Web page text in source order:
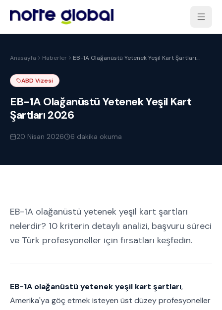
Anasayfa Haberler
EB-1A Olağanüstü Yetenek Yeşil Kart Şartları
ABD Vizesi
EB-1A Olağanüstü Yetenek Yeşil Kart
Şartları 2026
20 Nisan 2026 6 dakika okuma
EB-1A olağanüstü yetenek yeşil kart şartları
nelerdir? 10 kriterin detaylı analizi, başvuru süreci
ve Türk profesyoneller için fırsatları keşfedin.
EB-1A olağanüstü yetenek yeşil kart şartları,
Amerika'ya göç etmek isteyen üst düzey profesyoneller